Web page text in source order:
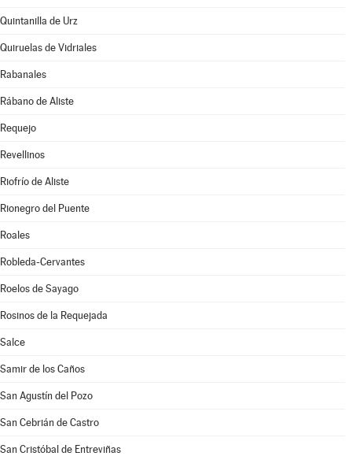
Quintanilla de Urz
Quiruelas de Vidriales
Rabanales
Rábano de Aliste
Requejo
Revellinos
Riofrío de Aliste
Rionegro del Puente
Roales
Robleda-Cervantes
Roelos de Sayago
Rosinos de la Requejada
Salce
Samir de los Caños
San Agustín del Pozo
San Cebrián de Castro
San Cristóbal de Entreviñas